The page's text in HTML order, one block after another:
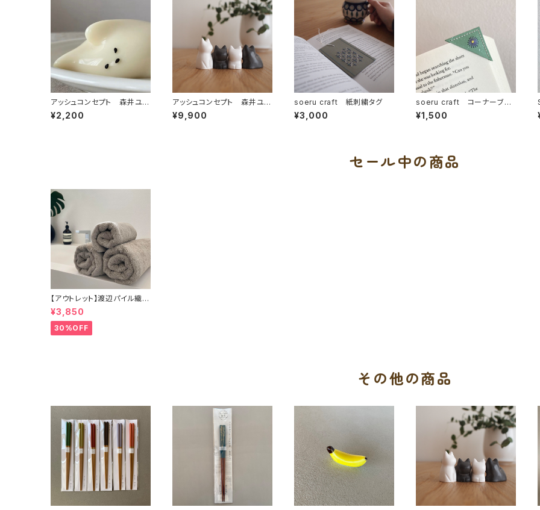
アッシュコンセプト 森井ユ
カ コネコカップ 食洗機対
応
¥2,200
アッシュコンセプト 森井ユ
カ ネゴ
¥9,900
soeru craft 紙刺繍タグ
¥3,000
soeru craft コーナーブッ
クマーク
¥1,500
セール中の商品
【アウトレット】渡辺パイル織
物 もふもふサンホーキン（バ
スタオル）
¥3,850
30%OFF
その他の商品